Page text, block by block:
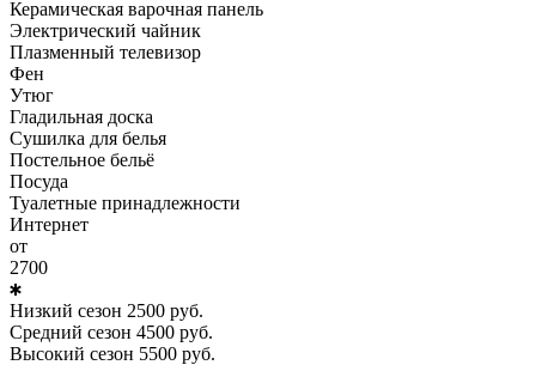
Керамическая варочная панель
Электрический чайник
Плазменный телевизор
Фен
Утюг
Гладильная доска
Сушилка для белья
Постельное бельё
Посуда
Туалетные принадлежности
Интернет
от
2700
Низкий сезон 2500 руб.
Средний сезон 4500 руб.
Высокий сезон 5500 руб.